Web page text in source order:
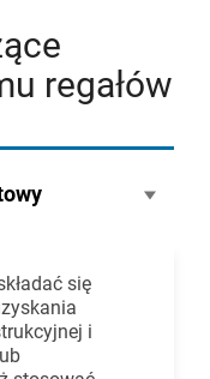
regałów
się
i